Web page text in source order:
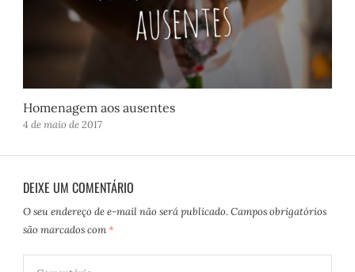
Homenagem aos ausentes
4 de maio de 2017
DEIXE UM COMENTÁRIO
O seu endereço de e-mail não será publicado. Campos obrigatórios
são marcados com *